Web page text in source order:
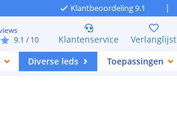
Klantbeoordeling 9.1
9.1 / 10 Klantenservice Verlanglijst
Diverse leds
Toepassingen